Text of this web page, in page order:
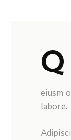
Q
eiusm
labore.